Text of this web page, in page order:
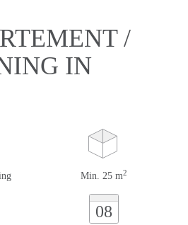
/
IN
Min. 25 m2
08